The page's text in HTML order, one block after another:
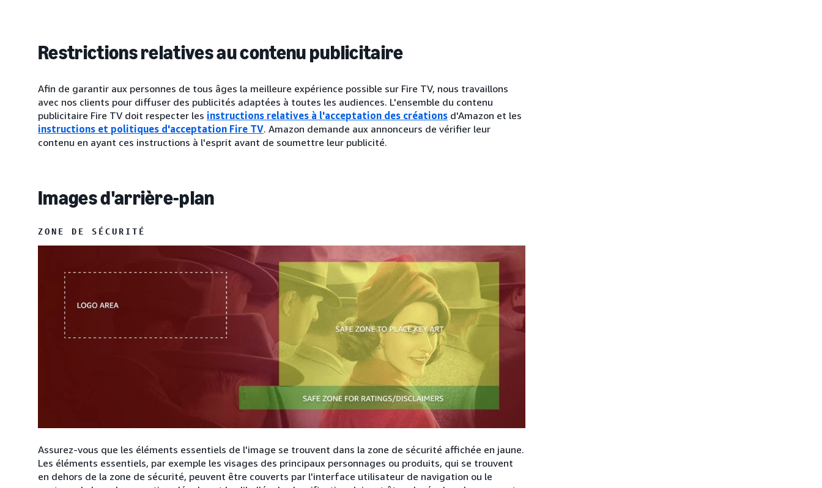
Restrictions relatives au contenu publicitaire
Afin de garantir aux personnes de tous âges la meilleure expérience possible sur Fire TV, nous travaillons
avec nos clients pour diffuser des publicités adaptées à toutes les audiences. L'ensemble du contenu
publicitaire Fire TV doit respecter les instructions relatives à l'acceptation des créations d'Amazon et les
instructions et politiques d'acceptation Fire TV. Amazon demande aux annonceurs de vérifier leur
contenu en ayant ces instructions à l'esprit avant de soumettre leur publicité.
Images d'arrière-plan
ZONE DE SÉCURITÉ
Assurez-vous que les éléments essentiels de l'image se trouvent dans la zone de sécurité affichée en jaune.
Les éléments essentiels, par exemple les visages des principaux personnages ou produits, qui se trouvent
en dehors de la zone de sécurité, peuvent être couverts par l'interface utilisateur de navigation ou le